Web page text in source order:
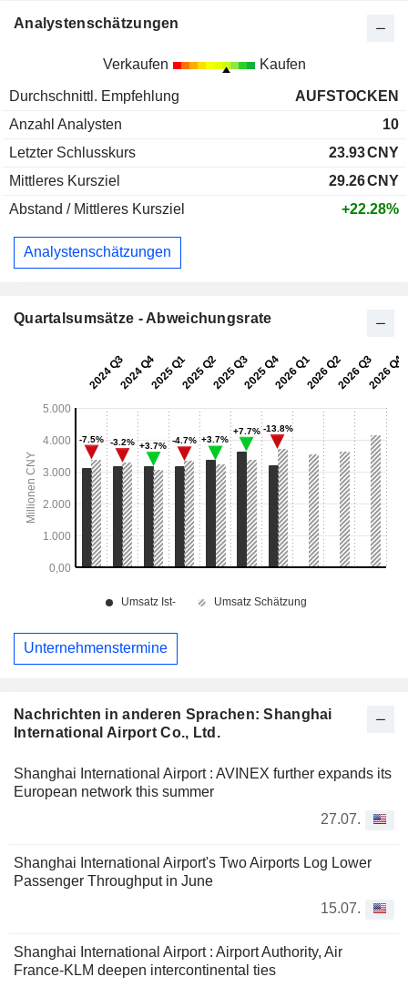
Nachrichten in anderen Sprachen: Shanghai
International Airport Co., Ltd.
Shanghai International Airport : AVINEX further expands its
European network this summer
27.07.
Shanghai International Airport's Two Airports Log Lower
Passenger Throughput in June
15.07.
Shanghai International Airport : Airport Authority, Air
France-KLM deepen intercontinental ties
Analystenschätzungen
Verkaufen Kaufen
Durchschnittl. Empfehlung
AUFSTOCKEN
Anzahl Analysten
10
Letzter Schlusskurs
23.93CNY
Mittleres Kursziel
29.26CNY
Abstand / Mittleres Kursziel
+22.28%
Analystenschätzungen
Quartalsumsätze - Abweichungsrate
Unternehmenstermine